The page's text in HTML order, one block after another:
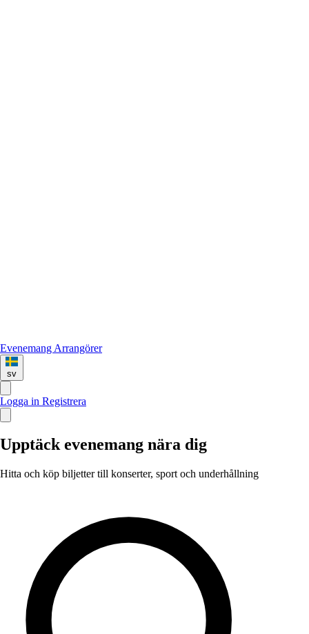
Evenemang Arrangörer
sv
Logga in Registrera
Upptäck evenemang nära dig
Hitta och köp biljetter till konserter, sport och underhållning